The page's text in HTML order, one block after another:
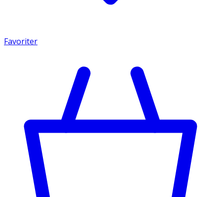
Favoriter